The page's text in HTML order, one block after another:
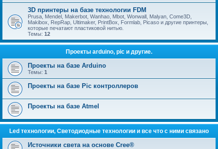
3D принтеры на базе технологии FDM
Prusa, Mendel, Makerbot, Wanhao, Mbot, Wonwall, Malyan, Come3D,
Makibox, RepRap, Ultimaker, PrintBox, Formlab, Picaso и другие принтеры,
которые печатают пластиковой нитью.
Темы: 12
Проекты arduino, pic и другие.
Проекты на базе Arduino
Темы: 1
Проекты на базе Pic контроллеров
Проекты на базе Atmel
Led технологии, Светодиодные технологии и все что с ними связано
Источники света на основе Cree®